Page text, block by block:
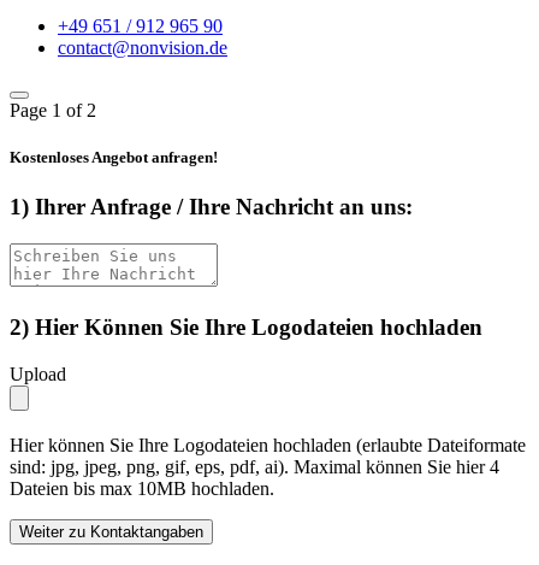
+49 651 / 912 965 90
contact@nonvision.de
Page 1 of 2
Kostenloses Angebot anfragen!
1) Ihrer Anfrage / Ihre Nachricht an uns:
2) Hier Können Sie Ihre Logodateien hochladen
Upload
Hier können Sie Ihre Logodateien hochladen (erlaubte Dateiformate
sind: jpg, jpeg, png, gif, eps, pdf, ai). Maximal können Sie hier 4
Dateien bis max 10MB hochladen.
Weiter zu Kontaktangaben